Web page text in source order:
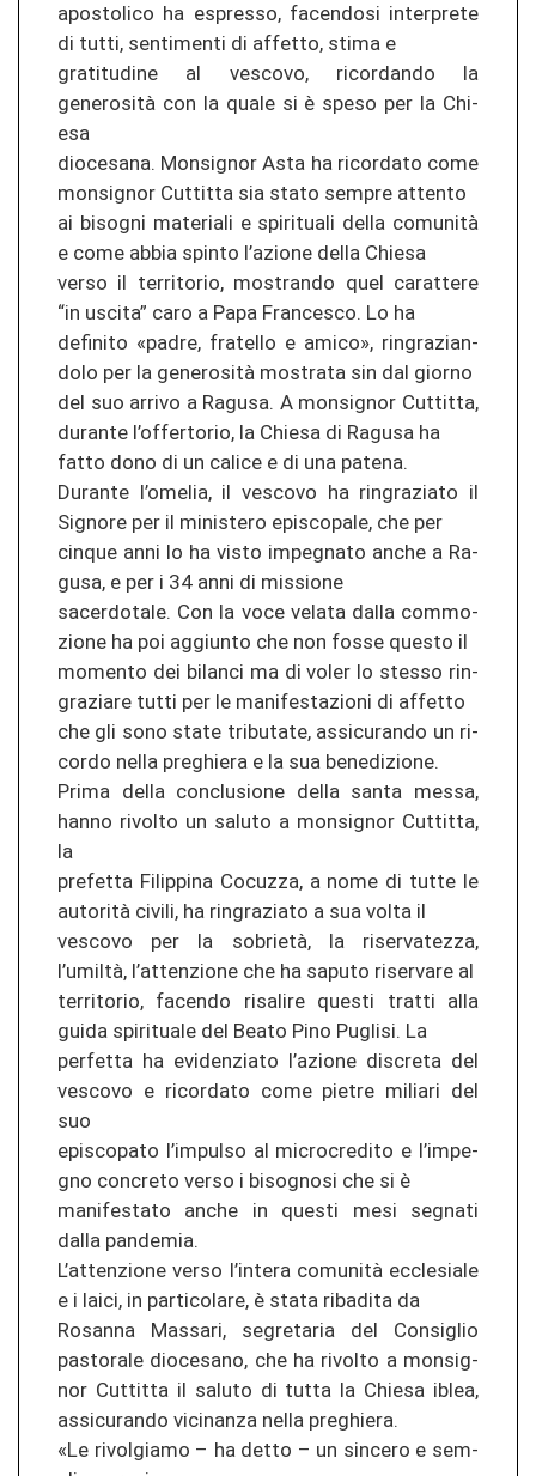
apos­to­li­co ha espres­so, fa­cen­do­si in­ter­pre­te
di tutti, sen­ti­men­ti di af­fet­to, stima e
gra­ti­tu­di­ne al ves­co­vo, ri­cor­dan­do la
generosità con la quale si è speso per la Chi­
esa
dio­ce­sa­na. Mons­ig­nor Asta ha ri­cor­da­to come
mons­ig­nor Cut­ti­tta sia stato sem­pre at­ten­to
ai bi­so­gni ma­te­ria­li e spi­ri­tua­li della comunità
e come abbia spin­to l’azio­ne della Chi­esa
verso il ter­ri­to­rio, mos­tran­do quel ca­r­at­te­re
“in us­ci­ta” caro a Papa Fran­ces­co. Lo ha
de­fi­ni­to «padre, fra­tel­lo e amico», rin­gra­zian­
do­lo per la generosità mos­tra­ta sin dal gior­no
del suo ar­ri­vo a Ra­gu­sa. A mons­ig­nor Cut­ti­tta,
du­ran­te l’of­fer­to­rio, la Chi­esa di Ra­gu­sa ha
fatto dono di un ca­li­ce e di una pa­te­na.
Du­ran­te l’ome­lia, il ves­co­vo ha rin­gra­zia­to il
Sig­no­re per il mi­nis­te­ro epis­co­pa­le, che per
cin­que anni lo ha visto im­pe­g­na­to anche a Ra­
gu­sa, e per i 34 anni di mis­sio­ne
sa­cer­do­ta­le. Con la voce ve­la­ta dalla com­mo­
zio­ne ha poi ag­giun­to che non fosse ques­to il
mo­men­to dei bi­lan­ci ma di voler lo st­es­so rin­
gra­zia­re tutti per le ma­ni­fes­ta­zio­ni di af­fet­to
che gli sono state tri­bu­ta­te, as­si­cu­ran­do un ri­
cor­do nella pre­ghie­ra e la sua be­ne­di­zio­ne.
Prima della con­clu­sio­ne della santa messa,
hanno ri­vol­to un sa­lu­to a mons­ig­nor Cut­ti­tta,
la
pre­fet­ta Fi­lip­pi­na Co­cu­z­za, a nome di tutte le
autorità ci­vi­li, ha rin­gra­zia­to a sua volta il
ves­co­vo per la sobrietà, la ri­ser­va­te­z­za,
l’umiltà, l’at­ten­zio­ne che ha sa­pu­to ri­ser­va­re al
ter­ri­to­rio, fa­cen­do ri­s­a­li­re ques­ti tr­at­ti alla
guida spi­ri­tua­le del Beato Pino Pu­gli­si. La
per­fet­ta ha evi­den­zia­to l’azio­ne dis­cre­ta del
ves­co­vo e ri­cor­da­to come pie­tre mi­lia­ri del
suo
epis­co­pa­to l’im­pul­so al mi­cro­cre­di­to e l’im­pe­
g­no con­cre­to verso i bi­so­gno­si che si è
ma­ni­fes­ta­to anche in ques­ti mesi seg­na­ti
dalla pan­de­mia.
L’at­ten­zio­ne verso l’in­te­ra comunità ec­cle­sia­le
e i laici, in par­ti­co­la­re, è stata ribad­i­ta da
Ro­san­na Mas­sa­ri, se­gre­ta­ria del Con­siglio
pas­to­ra­le dio­ce­sa­no, che ha ri­vol­to a mons­ig­
nor Cut­ti­tta il sa­lu­to di tutta la Chi­esa iblea,
as­si­cu­ran­do vi­ci­nan­za nella pre­ghie­ra.
«Le ri­vol­gi­a­mo – ha detto – un sin­ce­ro e sem­